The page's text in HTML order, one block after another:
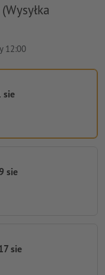
12:00
sie
sie
sie